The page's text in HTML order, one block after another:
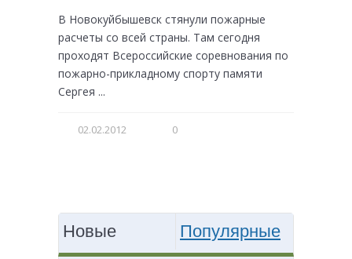
В Новокуйбышевск стянули пожарные
расчеты со всей страны. Там сегодня
проходят Всероссийские соревнования по
пожарно-прикладному спорту памяти
Сергея ...
02.02.2012 0
Новые Популярные